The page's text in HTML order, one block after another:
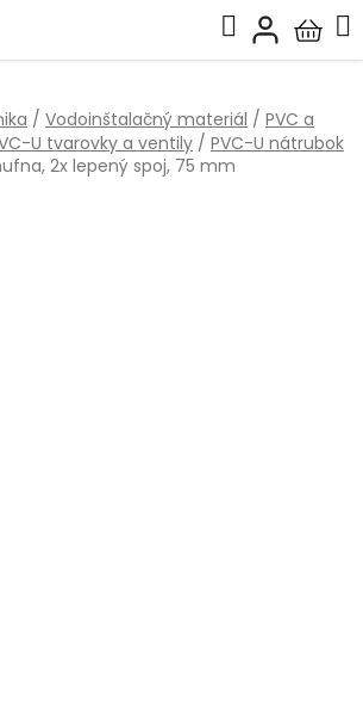
Hľadať
košík
/ Vodoinštalačný materiál / PVC a
U tvarovky a ventily / PVC-U nátrubok
2x lepený spoj, 75 mm